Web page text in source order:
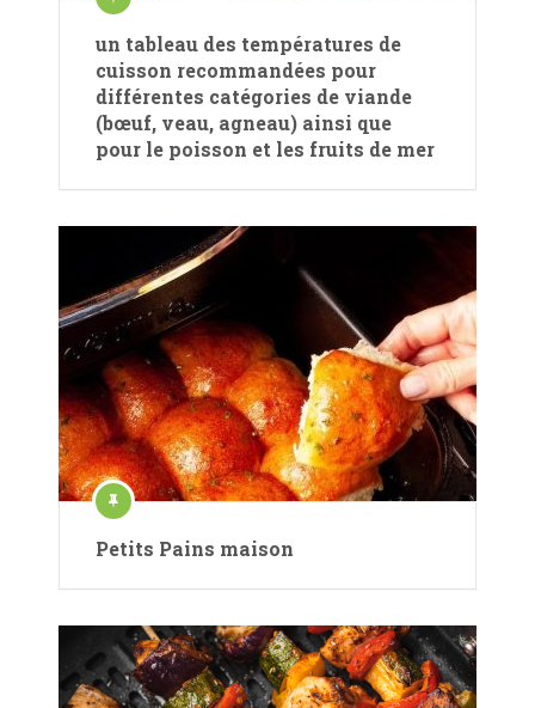
un tableau des températures de
cuisson recommandées pour
différentes catégories de viande
(bœuf, veau, agneau) ainsi que
pour le poisson et les fruits de mer
Petits Pains maison